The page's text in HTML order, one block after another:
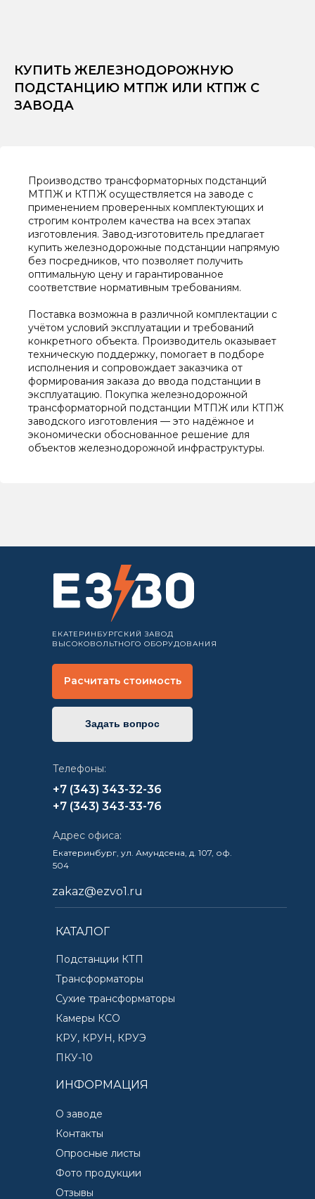
КУПИТЬ ЖЕЛЕЗНОДОРОЖНУЮ
ПОДСТАНЦИЮ МТПЖ ИЛИ КТПЖ С
ЗАВОДА
Производство трансформаторных подстанций
МТПЖ и КТПЖ осуществляется на заводе с
применением проверенных комплектующих и
строгим контролем качества на всех этапах
изготовления. Завод-изготовитель предлагает
купить железнодорожные подстанции напрямую
без посредников, что позволяет получить
оптимальную цену и гарантированное
соответствие нормативным требованиям.
Поставка возможна в различной комплектации с
учётом условий эксплуатации и требований
конкретного объекта. Производитель оказывает
техническую поддержку, помогает в подборе
исполнения и сопровождает заказчика от
формирования заказа до ввода подстанции в
эксплуатацию. Покупка железнодорожной
трансформаторной подстанции МТПЖ или КТПЖ
заводского изготовления — это надёжное и
экономически обоснованное решение для
объектов железнодорожной инфраструктуры.
ЕКАТЕРИНБУРГСКИЙ ЗАВОД
ВЫСОКОВОЛЬТНОГО ОБОРУДОВАНИЯ
Адрес офиса:
Екатеринбург, ул. Амундсена, д. 107, оф.
504
Телефоны:
+7 (343) 343-32-36
+7 (343) 343-33-76
ИНФОРМАЦИЯ
О заводе
Контакты
Опросные листы
Фото продукции
Отзывы
КАТАЛОГ
Подстанции КТП
Трансформаторы
Сухие трансформаторы
Камеры КСО
КРУ, КРУН, КРУЭ
ПКУ-10
Расчитать стоимость
Задать вопрос
zakaz@ezvo1.ru